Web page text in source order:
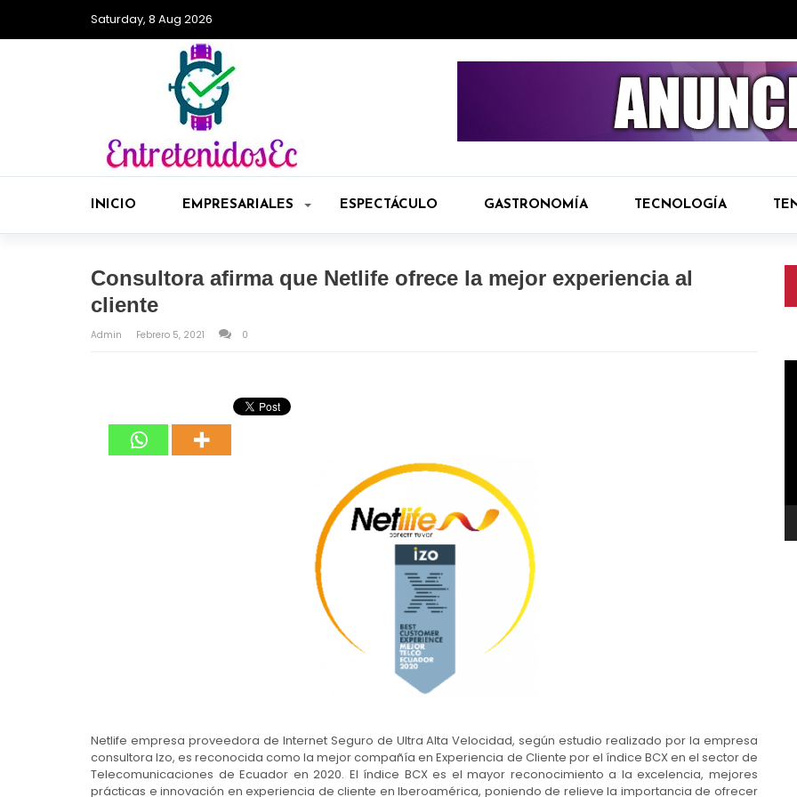
Saturday, 8 Aug 2026
INICIO EMPRESARIALES ESPECTÁCULO GASTRONOMÍA TECNOLOGÍA
Consultora afirma que Netlife ofrece la mejor experiencia al
cliente
Admin Febrero 5, 2021 0
Netlife empresa proveedora de Internet Seguro de Ultra Alta Velocidad, según estudio realizado por la empresa
consultora Izo, es reconocida como la mejor compañía en Experiencia de Cliente por el índice BCX en el sector de
Telecomunicaciones de Ecuador en 2020. El índice BCX es el mayor reconocimiento a la excelencia, mejores
prácticas e innovación en experiencia de cliente en Iberoamérica, poniendo de relieve la importancia de ofrecer